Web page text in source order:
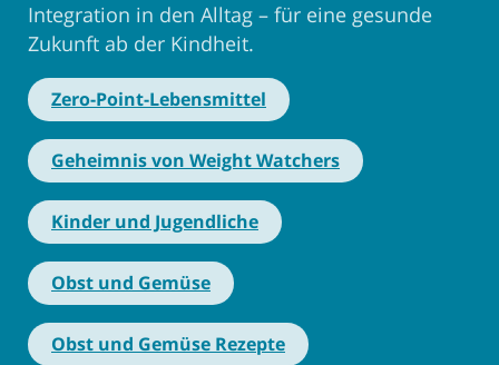
Integration in den Alltag – für eine gesunde
Zukunft ab der Kindheit.
Zero-Point-Lebensmittel
Geheimnis von Weight Watchers
Kinder und Jugendliche
Obst und Gemüse
Obst und Gemüse Rezepte